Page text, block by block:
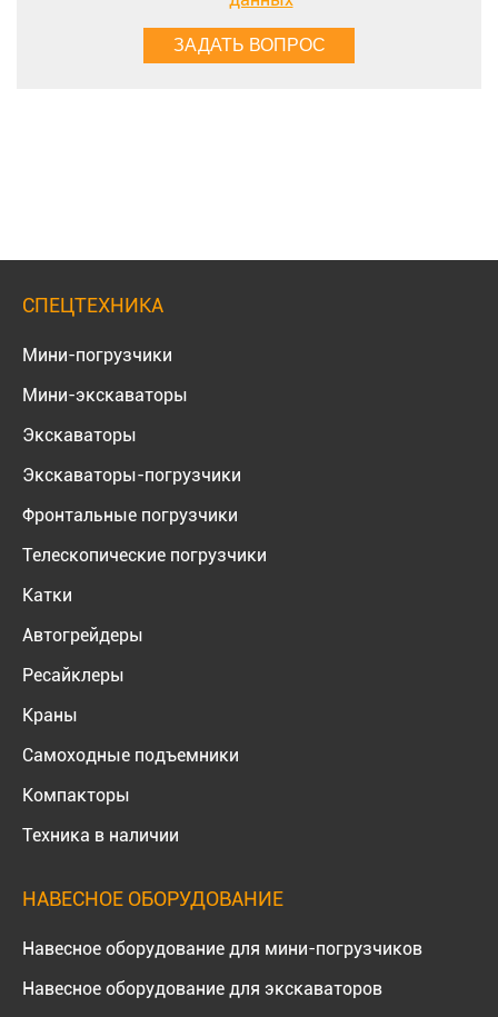
СПЕЦТЕХНИКА
Мини-погрузчики
Мини-экскаваторы
Экскаваторы
Экскаваторы-погрузчики
Фронтальные погрузчики
Телескопические погрузчики
Катки
Автогрейдеры
Ресайклеры
Краны
Самоходные подъемники
Компакторы
Техника в наличии
НАВЕСНОЕ ОБОРУДОВАНИЕ
Навесное оборудование для мини-погрузчиков
Навесное оборудование для экскаваторов